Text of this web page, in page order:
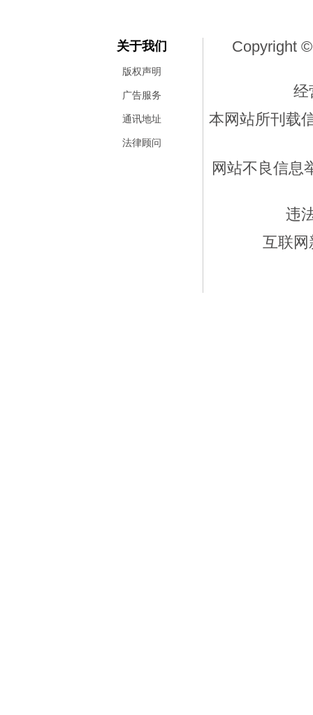
关于我们
版权声明
广告服务
通讯地址
法律顾问
Copyright
经
本网站所刊载
网站不良信息
违
互联网